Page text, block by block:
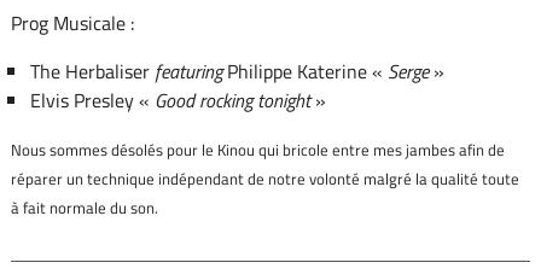
Prog Musicale :
The Herbaliser featuringPhilippe Katerine « Serge»
Elvis Presley « Good rocking tonight»
Nous sommes désolés pour le Kinou qui bricole entre mes jambes afin de
réparer un technique indépendant de notre volonté malgré la qualité toute
à fait normale du son.